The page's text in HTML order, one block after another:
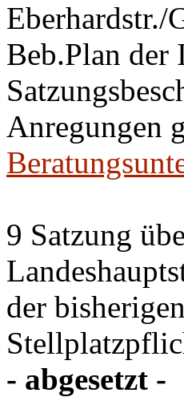
Eberhardstr./
Beb.Plan der
Anregungen
9 Satzung
der
- abgesetzt -